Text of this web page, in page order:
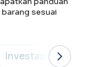
sesuai
Investasi